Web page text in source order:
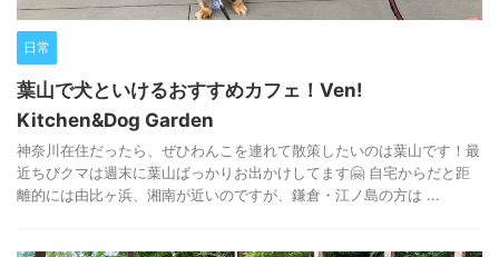
日常
葉山で犬といけるおすすめカフェ！Ven!
Kitchen&Dog Garden
神奈川在住だったら、ぜひわんこを連れて散策したいのは葉山です！最
近ちびクマは週末に葉山ばっかりお出かけしてます🤗 自宅からだと距
離的には由比ヶ浜、湘南が近いのですが、鎌倉・江ノ島の方は ...